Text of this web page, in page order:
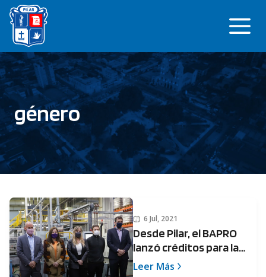
Saltar
contenido
género
6 Jul, 2021
Desde Pilar, el BAPRO
lanzó créditos para la
Recuperación
Leer Más